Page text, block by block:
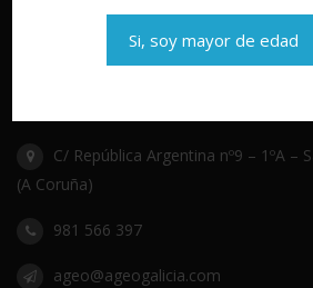
Si, soy mayor de edad
a la mayoría de las compañías de
juego de Galicia, y es toda una
España por su impulso al Encuentro
C/ República Argentina nº9 – 1ºA –
(A Coruña)
981 566 397
ageo@ageogalicia.com